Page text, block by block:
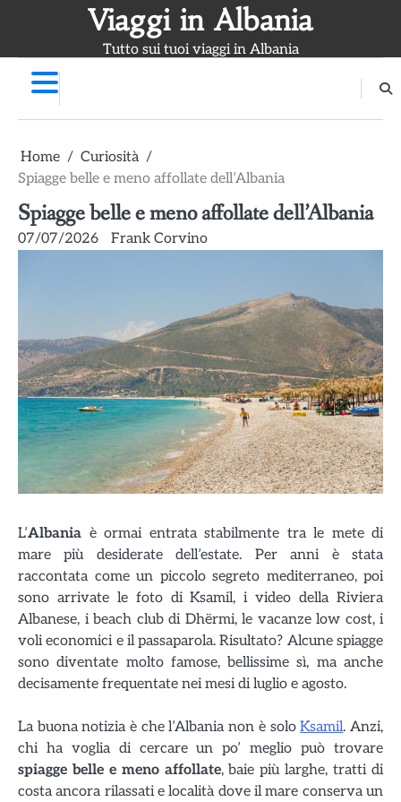
Viaggi in Albania
Tutto sui tuoi viaggi in Albania
Home
Curiosità
Spiagge belle e meno affollate dell’Albania
Spiagge belle e meno affollate dell’Albania
07/07/2026 Frank Corvino
L’Albania è ormai entrata stabilmente tra le mete di
mare più desiderate dell’estate. Per anni è stata
raccontata come un piccolo segreto mediterraneo, poi
sono arrivate le foto di Ksamil, i video della Riviera
Albanese, i beach club di Dhërmi, le vacanze low cost, i
voli economici e il passaparola. Risultato? Alcune spiagge
sono diventate molto famose, bellissime sì, ma anche
decisamente frequentate nei mesi di luglio e agosto.
La buona notizia è che l’Albania non è soloKsamil. Anzi,
chi ha voglia di cercare un po’ meglio può trovare
spiagge belle e meno affollate, baie più larghe, tratti di
costa ancora rilassati e località dove il mare conserva un